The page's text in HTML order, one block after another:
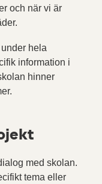
och när vi är
hela
information i
hinner
med skolan.
tema eller